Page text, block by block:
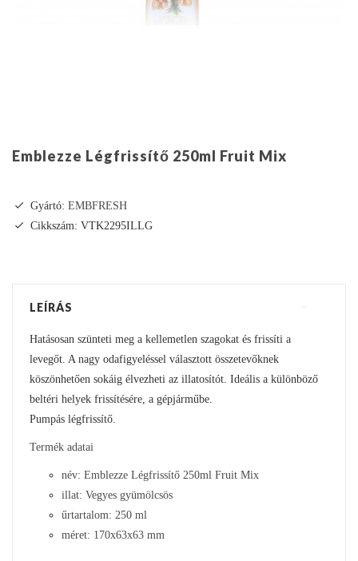
Emblezze Légfrissítő 250ml Fruit Mix
Gyártó: EMBFRESH
Cikkszám: VTK2295ILLG
LEÍRÁS
Hatásosan szünteti meg a kellemetlen szagokat és frissíti a
levegőt. A nagy odafigyeléssel választott összetevőknek
köszönhetően sokáig élvezheti az illatosítót. Ideális a különböző
beltéri helyek frissítésére, a gépjárműbe.
Pumpás légfrissítő.
Termék adatai
név: Emblezze Légfrissítő 250ml Fruit Mix
illat: Vegyes gyümölcsös
űrtartalom: 250 ml
méret: 170x63x63 mm